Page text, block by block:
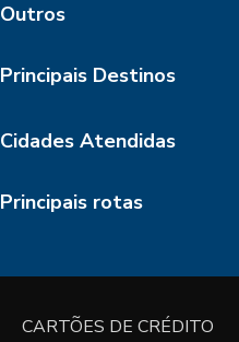
Outros
Principais Destinos
Cidades Atendidas
Principais rotas
CARTÕES DE CRÉDITO